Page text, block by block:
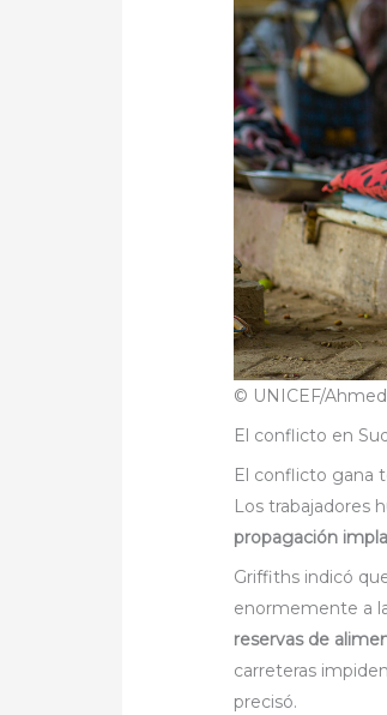
© UNICEF/
El conflicto en
El conflicto gana
Los trabajadores
propagación
Griffiths indicó
enormemente a
reservas de
carreteras
precisó.